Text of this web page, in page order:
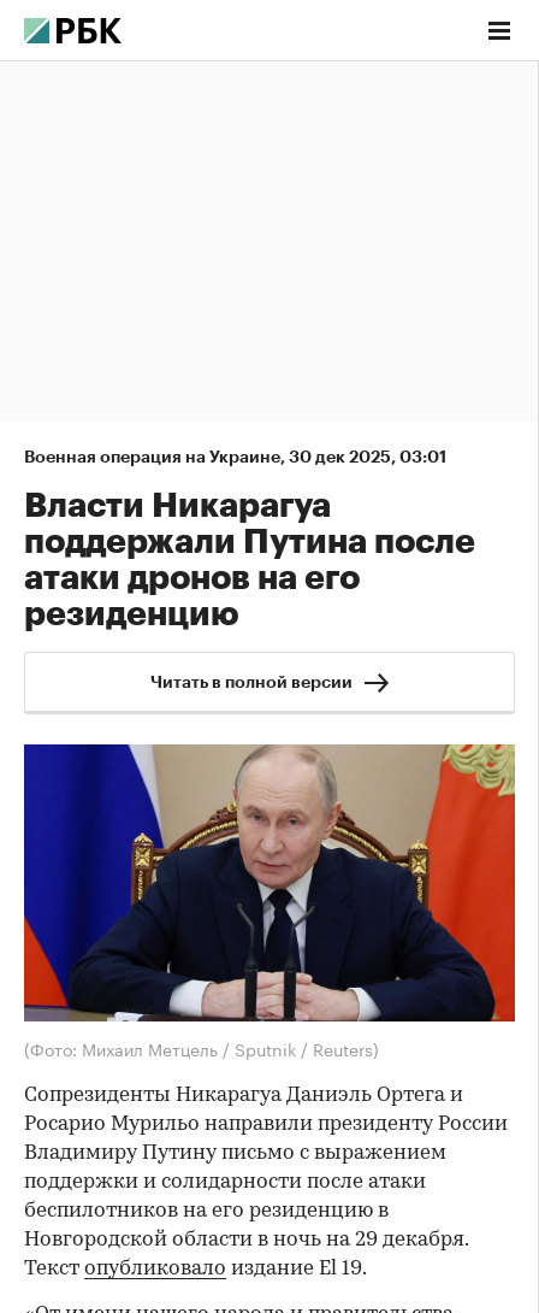
Военная операция на Украине, 30 дек 2025, 03:01
Власти Никарагуа
поддержали Путина после
атаки дронов на его
резиденцию
Читать в полной версии
(Фото: Михаил Метцель / Sputnik / Reuters)
Сопрезиденты Никарагуа Даниэль Ортега и
Росарио Мурильо направили президенту России
Владимиру Путину письмо с выражением
поддержки и солидарности после атаки
беспилотников на его резиденцию в
Новгородской области в ночь на 29 декабря.
Текст опубликовало издание El 19.